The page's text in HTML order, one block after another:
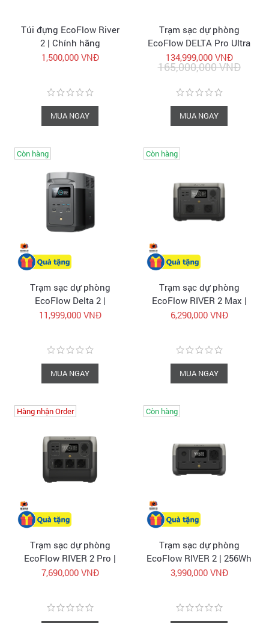
Túi đựng EcoFlow River
2 | Chính hãng
1,500,000 VNĐ
MUA NGAY
Trạm sạc dự phòng
EcoFlow DELTA Pro Ultra
| Trạm điện di động
chính hãng
134,999,000 VNĐ
165,000,000 VNĐ
MUA NGAY
Trạm sạc dự phòng
EcoFlow Delta 2 |
1024Wh 1800W | Trạm
11,999,000 VNĐ
Còn hàng
MUA NGAY
Trạm sạc dự phòng
EcoFlow RIVER 2 Max |
512Wh 500W | Trạm điện
6,290,000 VNĐ
Còn hàng
MUA NGAY
Trạm sạc dự phòng
EcoFlow RIVER 2 Pro |
768Wh 800W | Trạm điện
7,690,000 VNĐ
Hàng nhận Order
Trạm sạc dự phòng
EcoFlow RIVER 2 | 256Wh
300W | Trạm điện di động
3,990,000 VNĐ
Còn hàng